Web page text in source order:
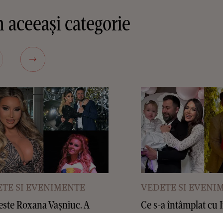
aceeași categorie
SI EVENIMENTE
Roxana Vașniuc. A
VEDETE SI
Ce s-a întâmplat cu